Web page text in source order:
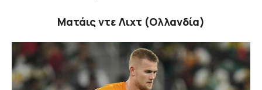
Ματάις ντε Λιχτ (Ολλανδία)